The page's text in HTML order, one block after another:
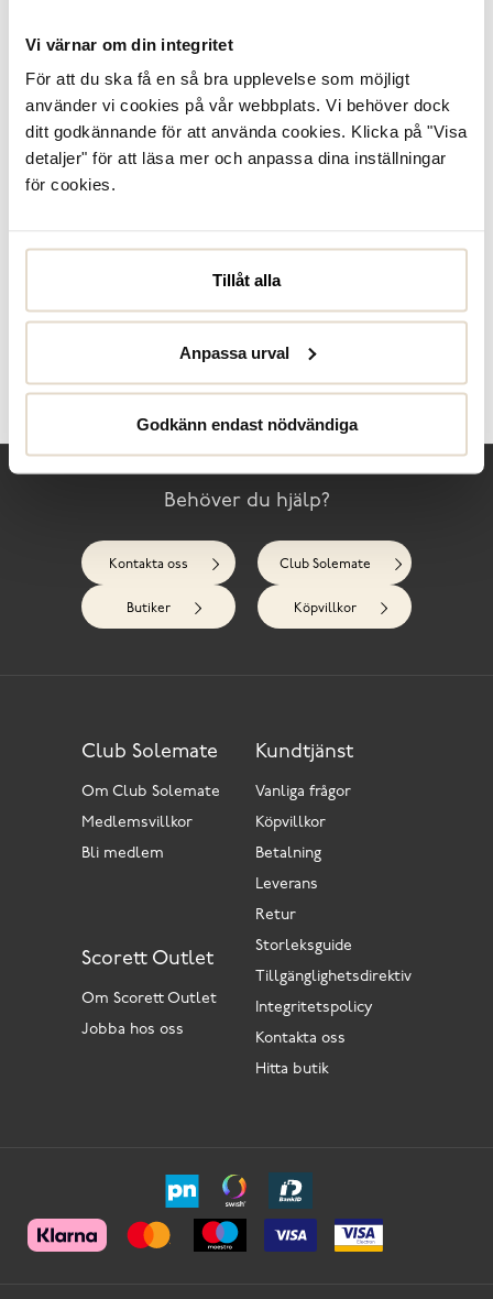
Vi värnar om din integritet
För att du ska få en så bra upplevelse som möjligt
använder vi cookies på vår webbplats. Vi behöver dock
ditt godkännande för att använda cookies. Klicka på "Visa
detaljer" för att läsa mer och anpassa dina inställningar
för cookies.
Tillåt alla
Anpassa urval
Godkänn endast nödvändiga
Produktbeskrivning
Parma, loafers från Novita i ljusgrön mocka erbjuder både
Behöver du hjälp?
Kontakta oss Club Solemate
Butiker Köpvillkor
Kundtjänst
Vanliga frågor
Köpvillkor
Betalning
Leverans
Retur
Storleksguide
Tillgänglighetsdirektiv
Integritetspolicy
Kontakta oss
Hitta butik
Scorett Outlet
Om Scorett Outlet
Jobba hos oss
Club Solemate
Om Club Solemate
Medlemsvillkor
Bli medlem